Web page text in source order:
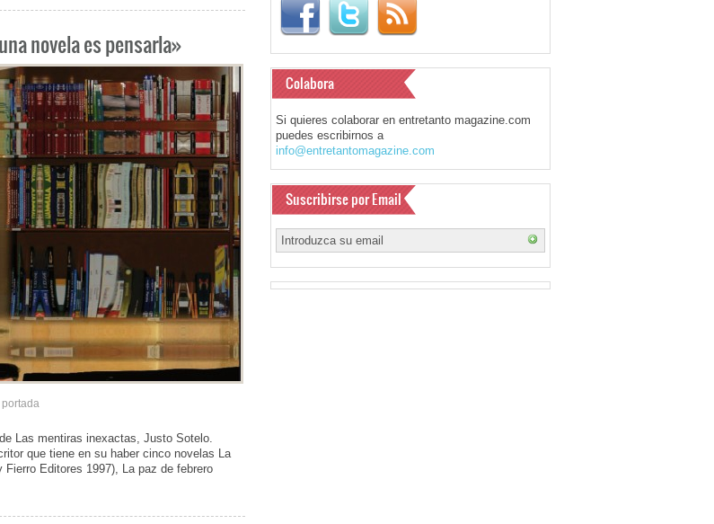
novela es pensarla»
portada
Las mentiras inexactas, Justo Sotelo.
que tiene en su haber cinco novelas La
Editores 1997), La paz de febrero
Colabora
Si quieres colaborar en entretanto magazine.com
puedes escribirnos a
info@entretantomagazine.com
Suscribirse por Email